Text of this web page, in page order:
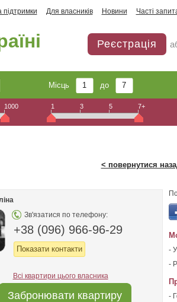
Для власників Новини Часті
Реєстрація
Місць до
1000 1 3 5 7+
< повернутися
-
-
-
Зв'язатися по телефону:
+38 (096) 966-96-29
Показати контакти
Всі квартири цього власника
Забронювати квартиру